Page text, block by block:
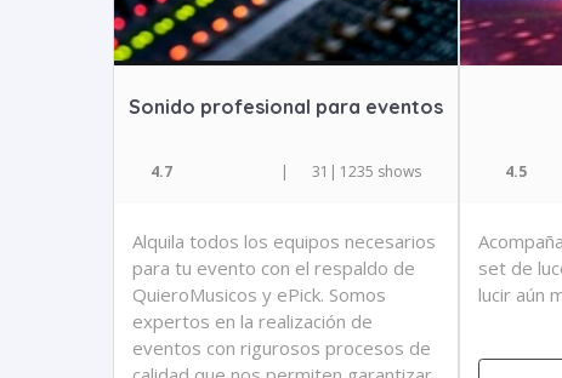
Sonido profesional para eventos
4.7 | 31 | 1235 shows
Alquila todos los equipos necesarios
para tu evento con el respaldo de
QuieroMusicos y ePick. Somos
expertos en la realización de
eventos con rigurosos procesos de
4.5
set de
lucir aún